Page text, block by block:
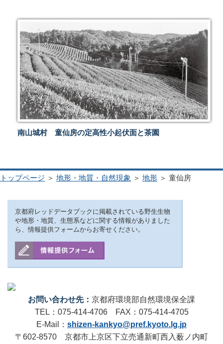
南山城村 童仙房の定高性小起伏面と茶園
トップページ ＞ 地形・地質・自然現象 ＞ 地形 ＞ 童仙房
京都府レッドデータブックに掲載されている野生生物
や地形・地質、生態系などに関する情報がありました
ら、情報提供フォームからお寄せください。
お問い合わせ先： 京都府環境部自然環境保全課
TEL：075-414-4706 FAX：075-414-4705
E-Mail： shizen-kankyo@pref.kyoto.lg.jp
〒602-8570 京都市上京区下立売通新町西入薮ノ内町